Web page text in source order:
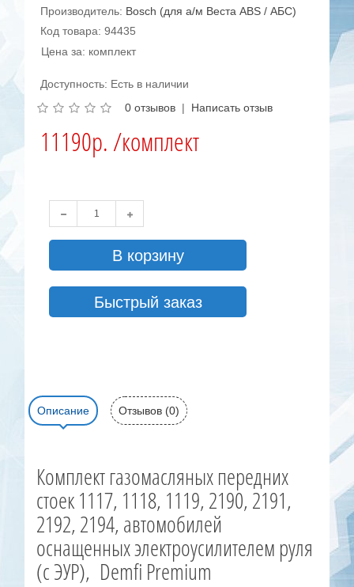
Производитель: Bosch (для а/м Веста ABS / АБС)
Код товара: 94435
Цена за: комплект
Доступность: Есть в наличии
0 отзывов | Написать отзыв
11190р. /комплект
В корзину
Быстрый заказ
Описание Отзывов (0)
Комплект газомасляных передних
стоек 1117, 1118, 1119, 2190, 2191,
2192, 2194, автомобилей
оснащенных электроусилителем руля
(с ЭУР), Demfi Premium